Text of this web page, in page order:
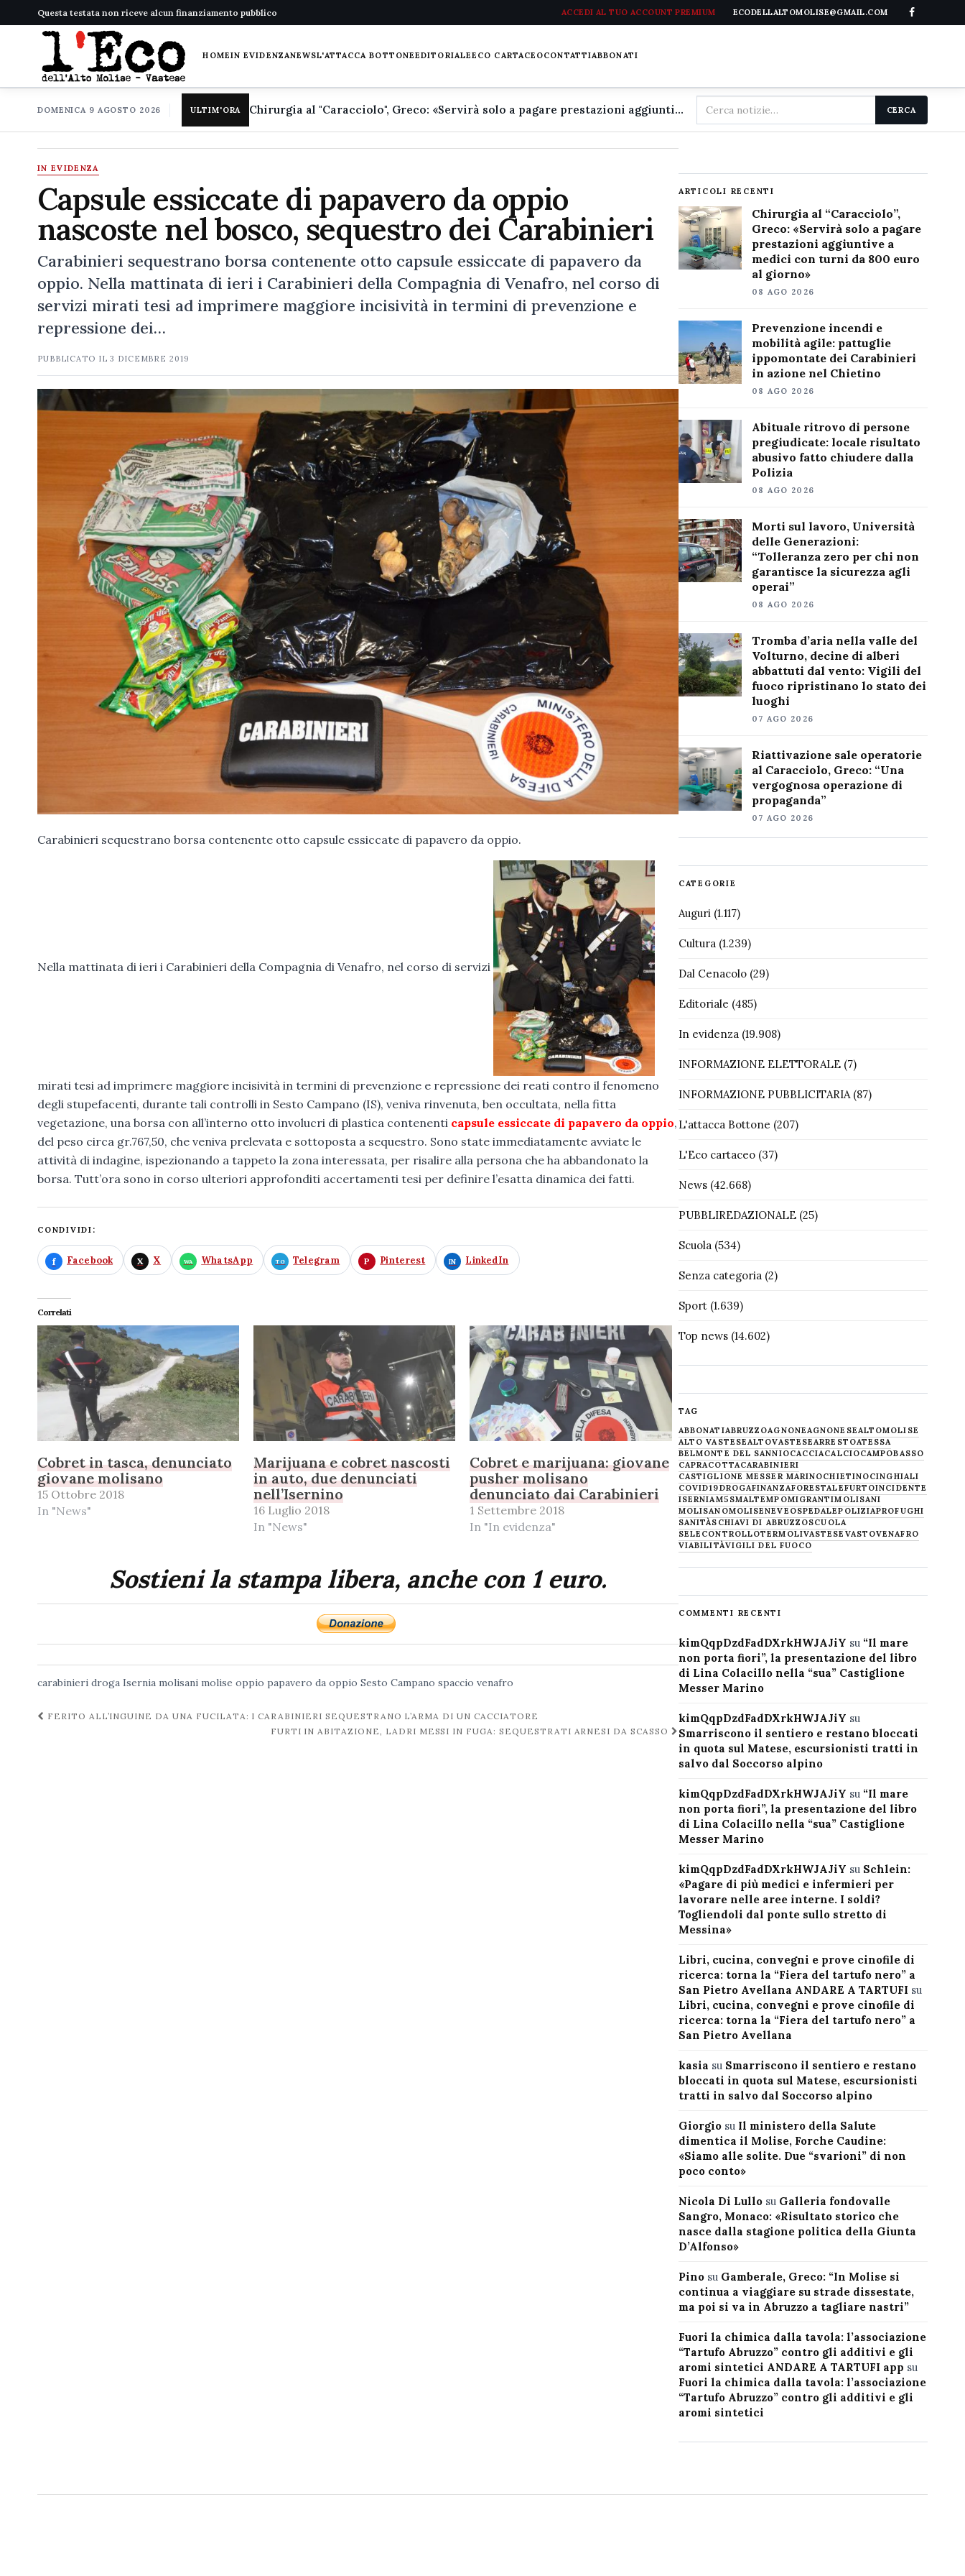
Questa testata non riceve alcun finanziamento pubblico ACCEDI AL TUO ACCOUNT PREMIUM ECODELLALTOMOLISE@GMAIL.COM
HOMEIN EVIDENZANEWSL'ATTACCA BOTTONEEDITORIALEECO CARTACEOCONTATTIABBONATI
DOMENICA 9 AGOSTO 2026 ULTIM'ORA Chirurgia al "Caracciolo", Greco: «Servirà solo a pagare prestazioni aggiuntive a medici con turni da 800 euro al giorno»
Cerca
nel
CERCA
IN EVIDENZA
Capsule essiccate di papavero da oppio
nascoste nel bosco, sequestro dei Carabinieri
Carabinieri sequestrano borsa contenente otto capsule essiccate di papavero da
oppio. Nella mattinata di ieri i Carabinieri della Compagnia di Venafro, nel corso di
servizi mirati tesi ad imprimere maggiore incisività in termini di prevenzione e
repressione dei…
PUBBLICATO IL3 DICEMBRE 2019
Carabinieri sequestrano borsa contenente otto capsule essiccate di papavero da oppio.
Nella mattinata di ieri i Carabinieri della Compagnia di Venafro, nel corso di servizi
mirati tesi ad imprimere maggiore incisività in termini di prevenzione e repressione dei reati contro il fenomeno
degli stupefacenti, durante tali controlli in Sesto Campano (IS), veniva rinvenuta, ben occultata, nella fitta
vegetazione, una borsa con all’interno otto involucri di plastica contenenti capsule essiccate di papavero da oppio,
del peso circa gr.767,50, che veniva prelevata e sottoposta a sequestro. Sono state immediatamente avviate le
attività di indagine, ispezionando a tappeto la zona interessata, per risalire alla persona che ha abbandonato la
borsa. Tutt’ora sono in corso ulteriori approfonditi accertamenti tesi per definire l’esatta dinamica dei fatti.
CONDIVIDI:
Facebook X WhatsApp Telegram Pinterest LinkedIn
Correlati
Cobret in tasca, denunciato
giovane molisano
15 Ottobre 2018
In "News"
Marijuana e cobret nascosti
in auto, due denunciati
nell’Isernino
16 Luglio 2018
In "News"
Cobret e marijuana: giovane
pusher molisano
denunciato dai Carabinieri
1 Settembre 2018
In "In evidenza"
Sostieni la stampa libera, anche con 1 euro.
carabinieri droga Isernia molisani molise oppio papavero da oppio Sesto Campano spaccio venafro
Navigazione
FERITO ALL’INGUINE DA UNA FUCILATA: I CARABINIERI SEQUESTRANO L’ARMA DI UN CACCIATORE
FURTI IN ABITAZIONE, LADRI MESSI IN FUGA: SEQUESTRATI ARNESI DA SCASSO
ARTICOLI RECENTI
Chirurgia al “Caracciolo”,
Greco: «Servirà solo a pagare
prestazioni aggiuntive a
medici con turni da 800 euro
al giorno»
08 AGO 2026
Prevenzione incendi e
mobilità agile: pattuglie
ippomontate dei Carabinieri
in azione nel Chietino
08 AGO 2026
Abituale ritrovo di persone
pregiudicate: locale risultato
abusivo fatto chiudere dalla
Polizia
08 AGO 2026
Morti sul lavoro, Università
delle Generazioni:
“Tolleranza zero per chi non
garantisce la sicurezza agli
operai”
08 AGO 2026
Tromba d’aria nella valle del
Volturno, decine di alberi
abbattuti dal vento: Vigili del
fuoco ripristinano lo stato dei
luoghi
07 AGO 2026
Riattivazione sale operatorie
al Caracciolo, Greco: “Una
vergognosa operazione di
propaganda”
07 AGO 2026
CATEGORIE
Auguri(1.117)
Cultura(1.239)
Dal Cenacolo(29)
Editoriale (485)
In evidenza(19.908)
INFORMAZIONE ELETTORALE(7)
INFORMAZIONE PUBBLICITARIA(87)
L'attacca Bottone (207)
L'Eco cartaceo(37)
News(42.668)
PUBBLIREDAZIONALE(25)
Scuola(534)
Senza categoria(2)
Sport(1.639)
Top news(14.602)
TAG
ABBONATIABRUZZOAGNONEAGNONESEALTOMOLISE
ALTO VASTESEALTOVASTESEARRESTOATESSA
BELMONTE DEL SANNIOCACCIACALCIOCAMPOBASSO
CAPRACOTTACARABINIERI
CASTIGLIONE MESSER MARINOCHIETINOCINGHIALI
COVID19DROGAFINANZAFORESTALEFURTOINCIDENTE
ISERNIAM5SMALTEMPOMIGRANTIMOLISANI
MOLISANOMOLISENEVE OSPEDALEPOLIZIAPROFUGHI
SANITÀSCHIAVI DI ABRUZZOSCUOLA
SELECONTROLLOTERMOLIVASTESE VASTOVENAFRO
VIABILITÀVIGILI DEL FUOCO
COMMENTI RECENTI
kimQqpDzdFadDXrkHWJAJiY su “Il mare
non porta fiori”, la presentazione del libro
di Lina Colacillo nella “sua” Castiglione
Messer Marino
kimQqpDzdFadDXrkHWJAJiY su
Smarriscono il sentiero e restano bloccati
in quota sul Matese, escursionisti tratti in
salvo dal Soccorso alpino
kimQqpDzdFadDXrkHWJAJiY su “Il mare
non porta fiori”, la presentazione del libro
di Lina Colacillo nella “sua” Castiglione
Messer Marino
kimQqpDzdFadDXrkHWJAJiY su Schlein:
«Pagare di più medici e infermieri per
lavorare nelle aree interne. I soldi?
Togliendoli dal ponte sullo stretto di
Messina»
Libri, cucina, convegni e prove cinofile di
ricerca: torna la “Fiera del tartufo nero” a
San Pietro Avellana ANDARE A TARTUFI su
Libri, cucina, convegni e prove cinofile di
ricerca: torna la “Fiera del tartufo nero” a
San Pietro Avellana
kasia su Smarriscono il sentiero e restano
bloccati in quota sul Matese, escursionisti
tratti in salvo dal Soccorso alpino
Giorgiosu Il ministero della Salute
dimentica il Molise, Forche Caudine:
«Siamo alle solite. Due “svarioni” di non
poco conto»
Nicola Di Lullosu Galleria fondovalle
Sangro, Monaco: «Risultato storico che
nasce dalla stagione politica della Giunta
D’Alfonso»
Pinosu Gamberale, Greco: “In Molise si
continua a viaggiare su strade dissestate,
ma poi si va in Abruzzo a tagliare nastri”
Fuori la chimica dalla tavola: l’associazione
“Tartufo Abruzzo” contro gli additivi e gli
aromi sintetici ANDARE A TARTUFI app su
Fuori la chimica dalla tavola: l’associazione
“Tartufo Abruzzo” contro gli additivi e gli
aromi sintetici